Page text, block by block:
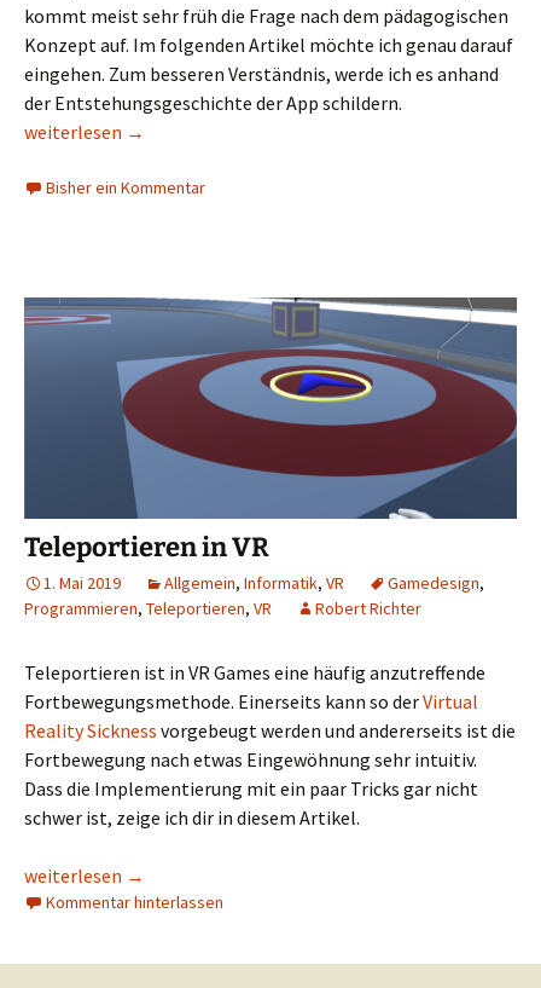
kommt meist sehr früh die Frage nach dem pädagogischen
Konzept auf. Im folgenden Artikel möchte ich genau darauf
eingehen. Zum besseren Verständnis, werde ich es anhand
der Entstehungsgeschichte der App schildern.
Vom pädagogischen Konzept zum Gameplay
weiterlesen →
Bisher ein Kommentar
Teleportieren in VR
1. Mai 2019 Allgemein, Informatik, VR Gamedesign,
Programmieren, Teleportieren, VR Robert Richter
Teleportieren ist in VR Games eine häufig anzutreffende
Fortbewegungsmethode. Einerseits kann so derVirtual
Reality Sickness vorgebeugt werden und andererseits ist die
Fortbewegung nach etwas Eingewöhnung sehr intuitiv.
Dass die Implementierung mit ein paar Tricks gar nicht
schwer ist, zeige ich dir in diesem Artikel.
Teleportieren in VR
weiterlesen →
Kommentar hinterlassen